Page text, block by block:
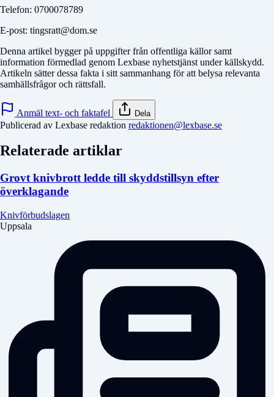
Telefon: 0700078789
E-post: tingsratt@dom.se
Denna artikel bygger på uppgifter från offentliga källor samt
information förmedlad genom Lexbase nyhetstjänst under källskydd.
Artikeln sätter dessa fakta i sitt sammanhang för att belysa relevanta
samhällsfrågor och rättsfall.
Anmäl text- och faktafel Dela
Publicerad av Lexbase redaktion redaktionen@lexbase.se
Relaterade artiklar
Grovt knivbrott ledde till skyddstillsyn efter
överklagande
Knivförbudslagen
Uppsala